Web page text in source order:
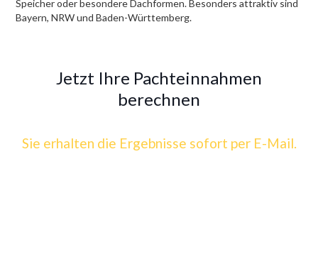
Speicher oder besondere Dachformen. Besonders attraktiv sind
Bayern, NRW und Baden-Württemberg.
Jetzt Ihre Pachteinnahmen
berechnen
Sie erhalten die Ergebnisse sofort per E-Mail.